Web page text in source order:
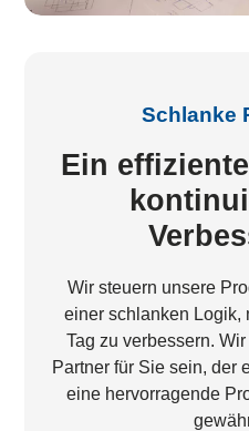
Schlanke
Ein
Wir steuern unsere
einer schlanken Logik,
Tag zu verbessern.
Partner für Sie sein, der
eine hervorragende